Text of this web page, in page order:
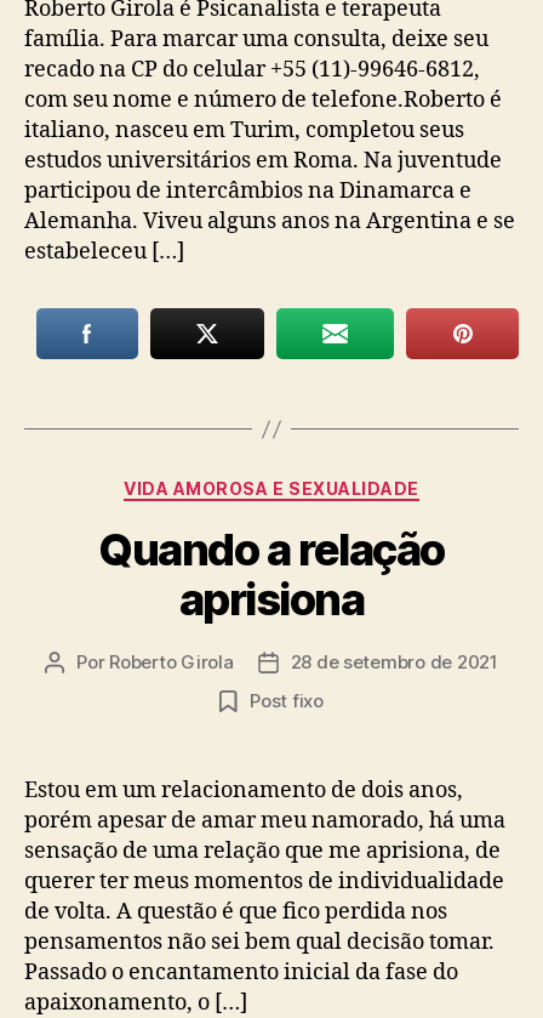
Roberto Girola é Psicanalista e terapeuta
família. Para marcar uma consulta, deixe seu
recado na CP do celular +55 (11)-99646-6812,
com seu nome e número de telefone.Roberto é
italiano, nasceu em Turim, completou seus
estudos universitários em Roma. Na juventude
participou de intercâmbios na Dinamarca e
Alemanha. Viveu alguns anos na Argentina e se
estabeleceu […]
Categorias
VIDA AMOROSA E SEXUALIDADE
Quando a relação
aprisiona
Autor
Por Roberto Girola
Data28 de setembro de 2021
Post fixo
Estou em um relacionamento de dois anos,
porém apesar de amar meu namorado, há uma
sensação de uma relação que me aprisiona, de
querer ter meus momentos de individualidade
de volta. A questão é que fico perdida nos
pensamentos não sei bem qual decisão tomar.
Passado o encantamento inicial da fase do
apaixonamento, o […]